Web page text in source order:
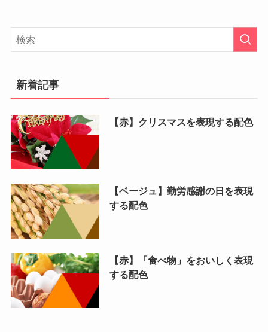
新着記事
【赤】クリスマスを表現する配色
【ベージュ】勤労感謝の日を表現
する配色
【赤】「食べ物」をおいしく表現
する配色